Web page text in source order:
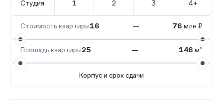
Студия 1 2 3 4+
Стоимость квартиры16 — 76 млн ₽
Площадь квартиры25 — 146 м²
Корпус и срок сдачи
1343 кв.I кв. 2027